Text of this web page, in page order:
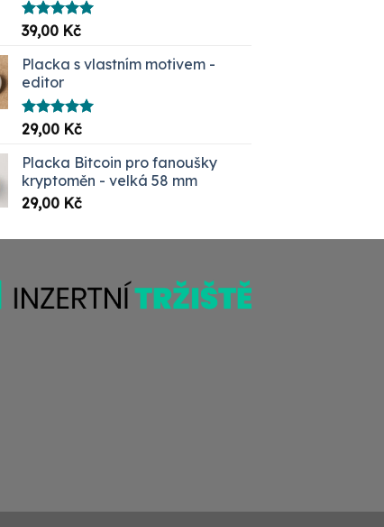
Hodnocení
5.00
39,00 Kč
Placka s vlastním motivem -
editor
Hodnocení
5.00
29,00 Kč
Placka Bitcoin pro fanoušky
kryptoměn - velká 58 mm
29,00 Kč